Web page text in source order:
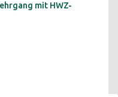
mit HWZ-